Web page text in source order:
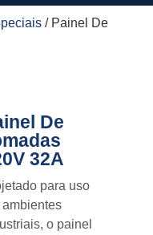
/ Painel De
De
32A
para uso
ambientes
o painel